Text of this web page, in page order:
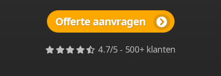
Offerte aanvragen
4.7/5 - 500+ klanten